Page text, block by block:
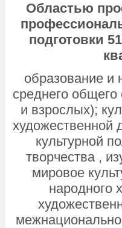
Областью
подготовки
образование и
среднего общего
и взрослых);
художественной
культурной
творчества ,
мировое
народного